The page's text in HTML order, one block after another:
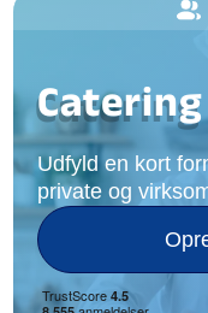
Udfyld en kort
private og